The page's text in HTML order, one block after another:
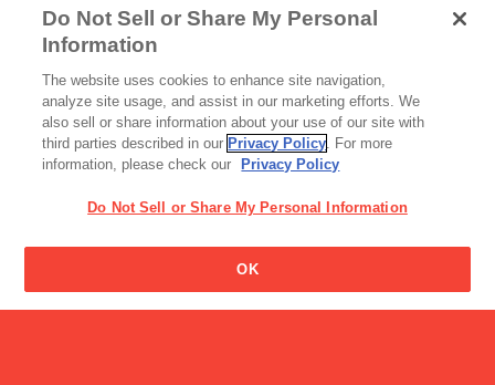
おいしいカスピ海
牛乳は夜飲むと太るのです
グリコ牛乳
Do Not Sell or Share My Personal
Information
The website uses cookies to enhance site navigation,
analyze site usage, and assist in our marketing efforts. We
also sell or share information about your use of our site with
third parties described in our Privacy Policy. For more
information, please check our
Privacy Policy
Do Not Sell or Share My Personal Information
OK